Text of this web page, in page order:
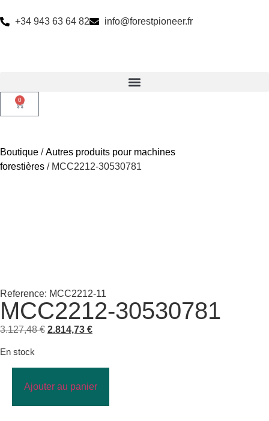
+34 943 63 64 82 info@forestpioneer.fr
0
Boutique /Autres produits pour machines
forestières / MCC2212-30530781
Reference: MCC2212-11
MCC2212-30530781
3.127,48€ 2.814,73 €
En stock
Ajouter au panier